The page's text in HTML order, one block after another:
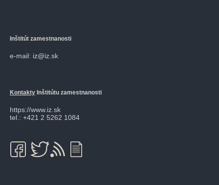
Inštitút zamestnanosti
e-mail: iz@iz.sk
Kontakty Inštitútu zamestnanosti
https://www.iz.sk
tel.: +421 2 5262 1084